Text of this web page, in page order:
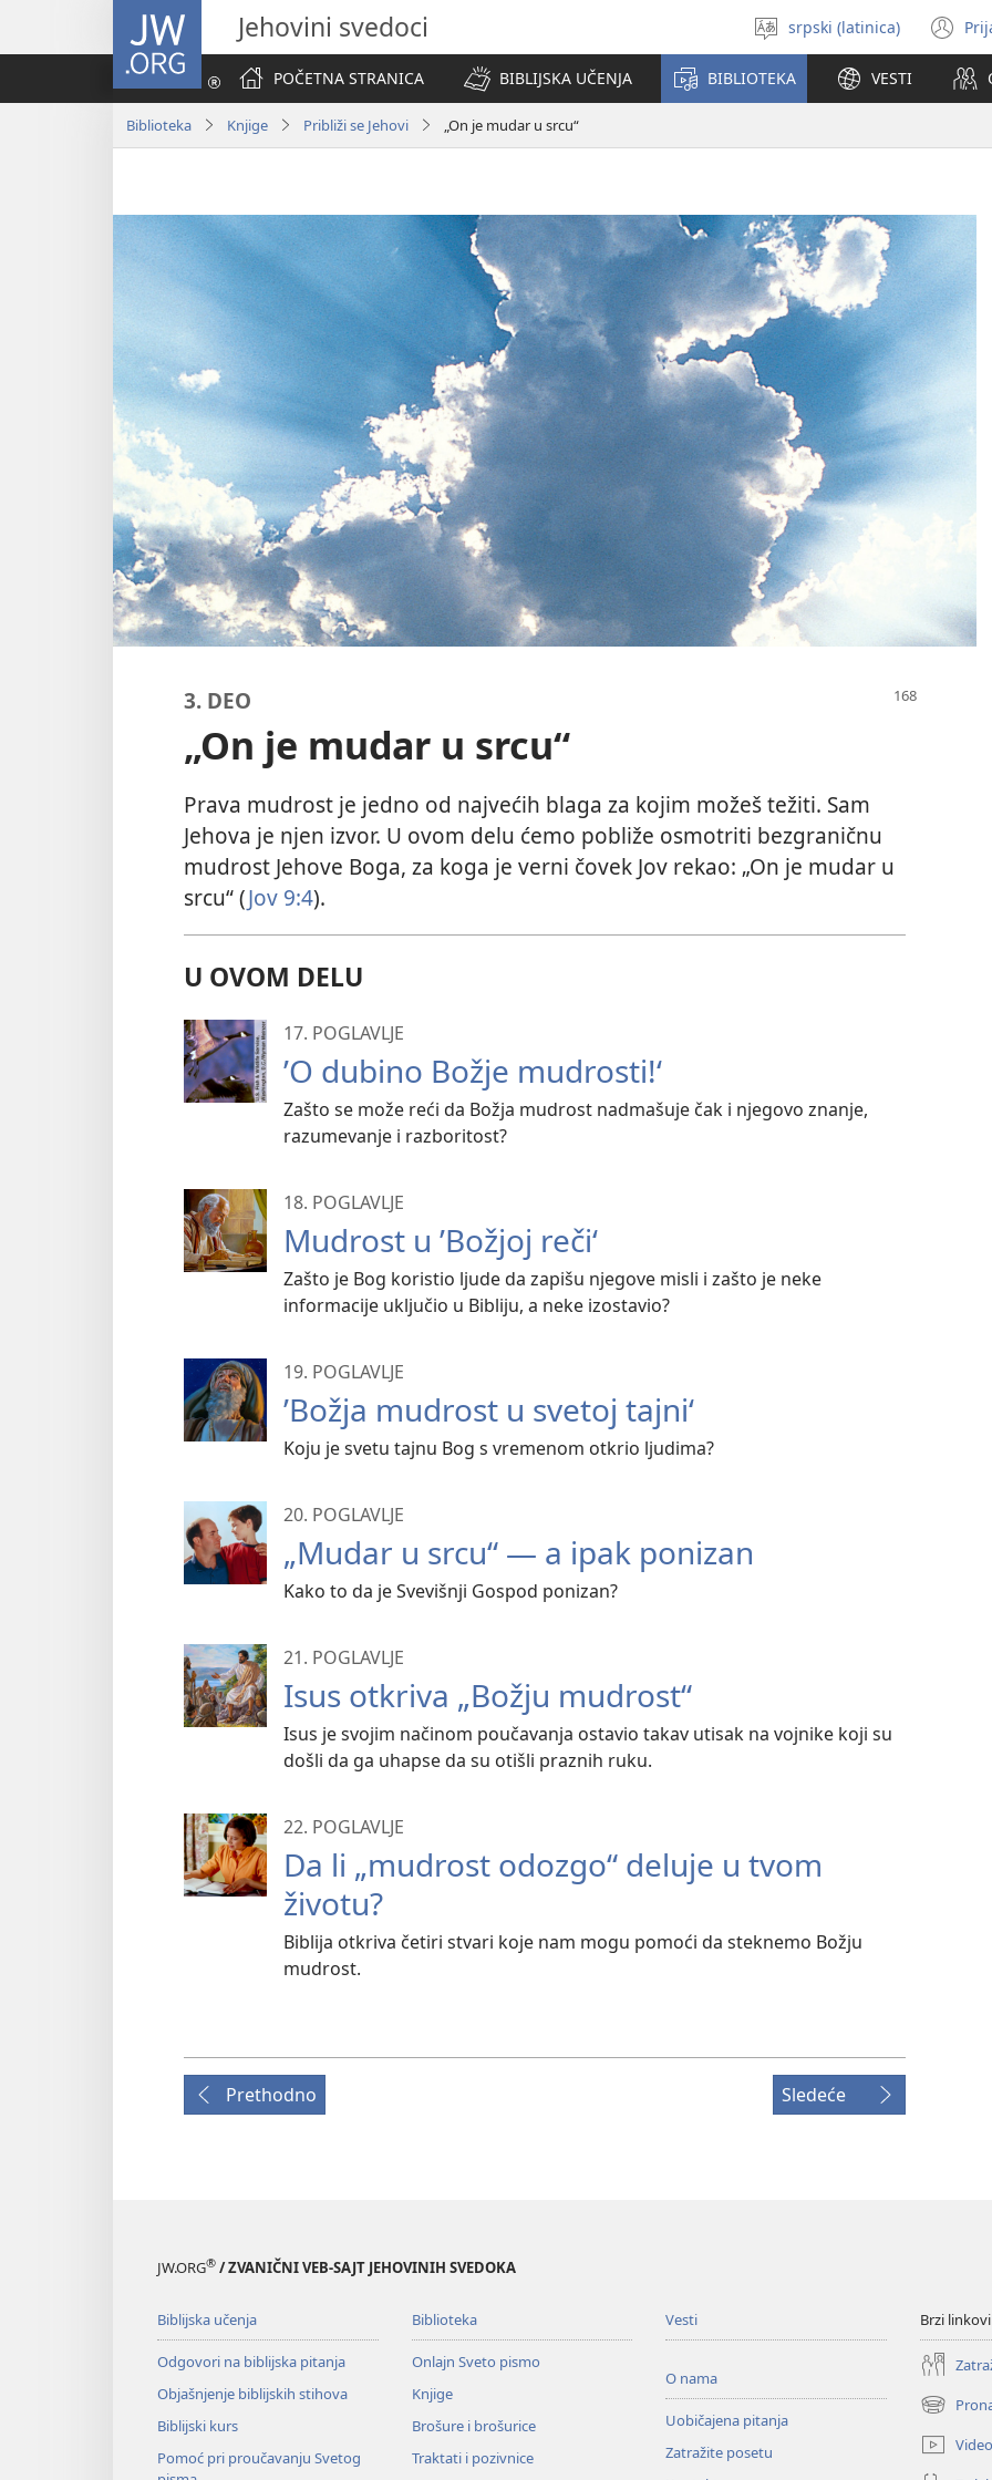
JW.ORG Jehovini svedoci
Izaberi
jezik
srpski (latinica)
POČETNA STRANICA
BIBLIJSKA UČENJA BIBLIOTEKA VESTI
Biblioteka Knjige Približi se Jehovi „On je mudar u srcu“
3. DEO
„On je mudar u srcu“
Prava mudrost je jedno od najvećih blaga za kojim možeš težiti. Sam
Jehova je njen izvor. U ovom delu ćemo pobliže osmotriti bezgraničnu
mudrost Jehove Boga, za koga je verni čovek Jov rekao: „On je mudar u
srcu“ (Jov 9:4).
U OVOM DELU
17. POGLAVLJE
’O dubino Božje mudrosti!‘
Zašto se može reći da Božja mudrost nadmašuje čak i njegovo znanje,
razumevanje i razboritost?
18. POGLAVLJE
Mudrost u ’Božjoj reči‘
Zašto je Bog koristio ljude da zapišu njegove misli i zašto je neke
informacije uključio u Bibliju, a neke izostavio?
19. POGLAVLJE
’Božja mudrost u svetoj tajni‘
Koju je svetu tajnu Bog s vremenom otkrio ljudima?
20. POGLAVLJE
„Mudar u srcu“ — a ipak ponizan
Kako to da je Svevišnji Gospod ponizan?
21. POGLAVLJE
Isus otkriva „Božju mudrost“
Isus je svojim načinom poučavanja ostavio takav utisak na vojnike koji su
došli da ga uhapse da su otišli praznih ruku.
22. POGLAVLJE
Da li „mudrost odozgo“ deluje u tvom
životu?
Biblija otkriva četiri stvari koje nam mogu pomoći da steknemo Božju
mudrost.
Prethodno Sledeće
JW.ORG® / ZVANIČNI VEB-SAJT JEHOVINIH SVEDOKA
Biblijska učenja
Odgovori na biblijska pitanja
Objašnjenje biblijskih stihova
Biblijski kurs
Pomoć pri proučavanju Svetog
Biblioteka
Onlajn Sveto pismo
Knjige
Brošure i brošurice
Traktati i pozivnice
Vesti
O nama
Uobičajena pitanja
Zatražite posetu
Brzi linkovi
(otvara
novi
prozor)